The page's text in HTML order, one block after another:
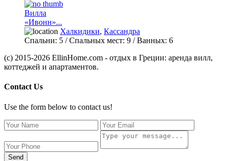
Вилла
«Ивонн»...
Халкидики, Кассандра
Спальни: 5 / Спальных мест: 9 /Ванных: 6
(c) 2015-2026 EllinHome.com - отдых в Греции: аренда вилл,
коттеджей и апартаментов.
Contact Us
Use the form below to contact us!
Send